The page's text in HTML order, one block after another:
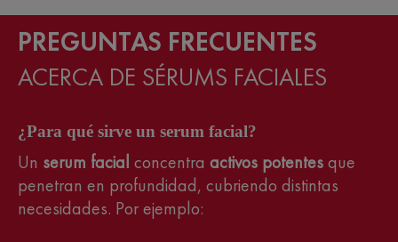
PREGUNTAS FRECUENTES
ACERCA DE SÉRUMS FACIALES
¿Para qué sirve un serum facial?
Un serum facial concentra activos potentesque
penetran en profundidad, cubriendo distintas
necesidades. Por ejemplo: